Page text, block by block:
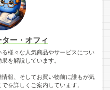
ー・オフィ
様々な人気商品やサービスについ
を解説しています。
報、そしてお買い物前に誰もが気
を詳しくご案内しています。